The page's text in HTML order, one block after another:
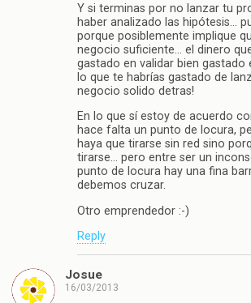
Y si terminas por no lanzar tu
haber analizado las hipótesis…
porque posiblemente implique
negocio suficiente… el dinero
gastado en validar bien gastado
lo que te habrías gastado de
negocio solido detras!
En lo que sí estoy de acuerdo
hace falta un punto de locura,
haya que tirarse sin red sino
tirarse… pero entre ser un
punto de locura hay una fina
debemos cruzar.
Otro emprendedor :-)
Reply
Josue
16/03/2013